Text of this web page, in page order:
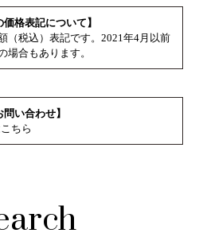
価格表記について】
（税込）表記です。2021年4月以前
場合もあります。
問い合わせ】
ちら